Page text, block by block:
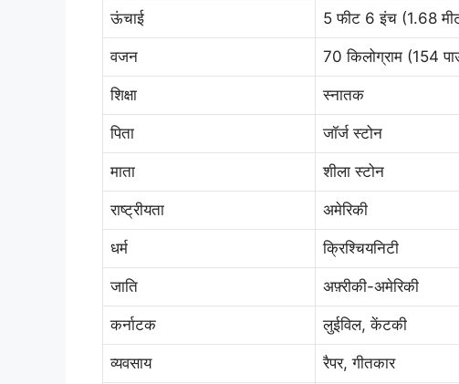
ऊंचाई 5 फीट 6 इंच (1.68
वजन 70 किलोग्राम (154
शिक्षा स्नातक
पिता जॉर्ज स्टोन
माता शीला स्टोन
राष्ट्रीयता अमेरिकी
धर्म क्रिश्चियनिटी
जाति अफ़्रीकी-अमेरिकी
कर्नाटक लुईविल, केंटकी
व्यवसाय रैपर, गीतकार